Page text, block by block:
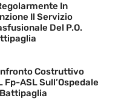
In
Il Servizio
Del P.O.
Costruttivo
Fp-ASL Sull’Ospedale